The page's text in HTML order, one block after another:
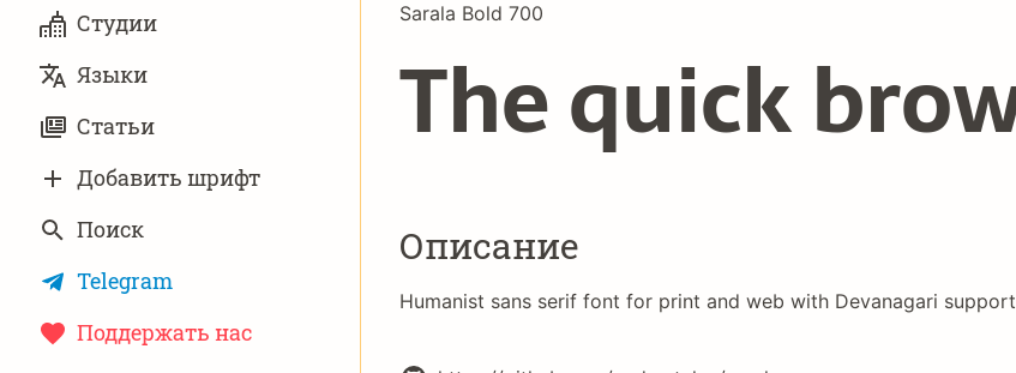
Студии
Языки
Статьи
Добавить шрифт
Поиск
Telegram
Поддержать нас
Sarala Bold 700
The quick
Описание
Humanist sans serif font for print and web with Devanagari